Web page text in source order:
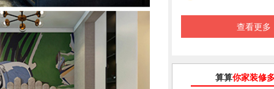
查看更多
算算你家装修